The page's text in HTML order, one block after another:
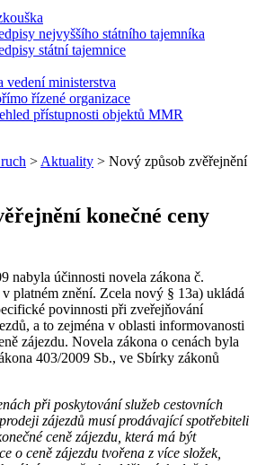
nejvyššího státního tajemníka
státní tajemnice
vedení ministerstva
řízené organizace
přístupnosti objektů MMR
> Aktuality > Nový způsob zvěřejnění
konečné ceny
nabyla účinnosti novela zákona č.
platném znění. Zcela nový § 13a) ukládá
povinnosti při zveřejňování
a to zejména v oblasti informovanosti
zájezdu. Novela zákona o cenách byla
403/2009 Sb., ve Sbírky zákonů
při poskytování služeb cestovních
zájezdů musí prodávající spotřebiteli
ceně zájezdu, která má být
o ceně zájezdu tvořena z více složek,